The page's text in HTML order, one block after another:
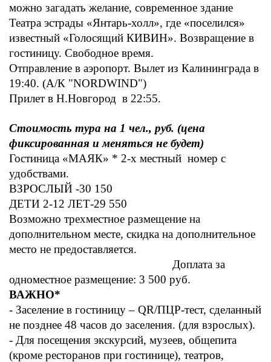
можно загадать желание, современное здание
Театра эстрады «Янтарь-холл», где «поселился»
известный «Голосящий КИВИН». Возвращение в
гостиницу. Свободное время.
Отправление в аэропорт. Вылет из Калининграда в
19:40. (А/К "NORDWIND")
Прилет в Н.Новгород в 22:55.
Стоимость тура на 1 чел., руб. (цена
фиксированная и меняться не будет)
Гостиница «МАЯК» * 2-х местный номер с
удобствами.
ВЗРОСЛЫЙ -30 150
ДЕТИ 2-12 ЛЕТ-29 550
Возможно трехместное размещение на
дополнительном месте, скидка на дополнительное
место не предоставляется.
Доплата за
одноместное размещение: 3 500 руб.
ВАЖНО*
- Заселение в гостиницу – QR/ПЦР-тест, сделанный
не позднее 48 часов до заселения. (для взрослых).
- Для посещения экскурсий, музеев, общепита
(кроме ресторанов при гостинице), театров,